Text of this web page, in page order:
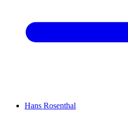
Hans Rosenthal